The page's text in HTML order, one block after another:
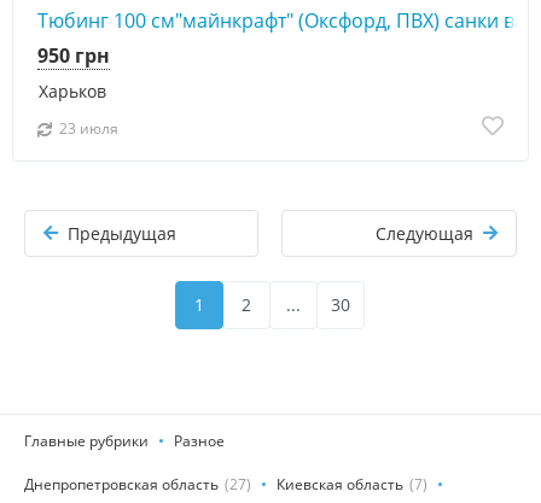
Тюбинг 100 см"майнкрафт" (Оксфорд, ПВХ) санки
Харьков
950 грн
23 июля
Предыдущая Следующая
1 2 ... 30
Главные рубрики Разное
Днепропетровская область (27) Киевская область (7)